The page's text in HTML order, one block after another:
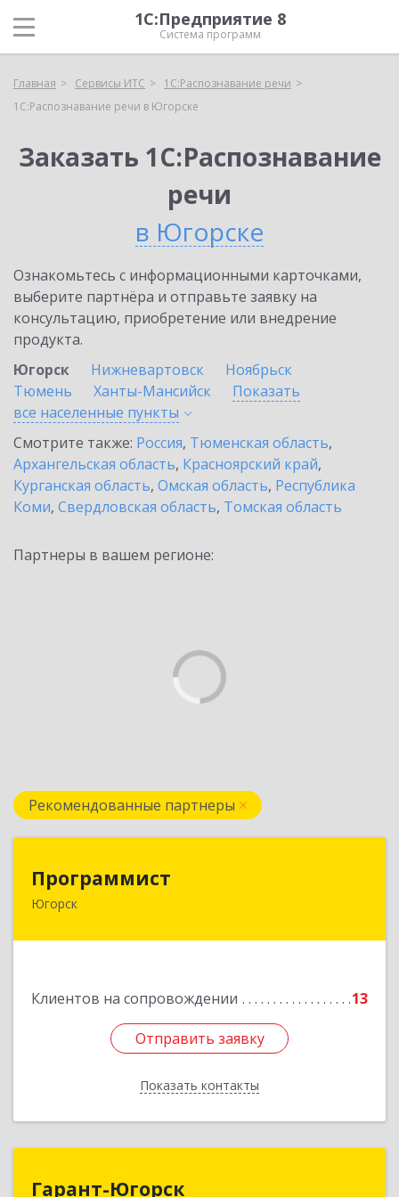
1С:Предприятие 8
Система программ
Главная Сервисы ИТС
1С:Распознавание речи
1С:Распознавание речи в Югорске
Заказать 1С:Распознавание
речи
в Югорске
Ознакомьтесь с информационными карточками,
выберите партнёра и отправьте заявку на
консультацию, приобретение или внедрение
продукта.
Югорск
Нижневартовск
Ноябрьск
Тюмень
Ханты-Мансийск
Показать
все населенные пункты
Смотрите также: Россия, Тюменская область,
Архангельская область, Красноярский край,
Курганская область, Омская область, Республика
Коми, Свердловская область, Томская область
Партнеры в вашем регионе:
Рекомендованные партнеры
Программист
Югорск
Клиентов на сопровождении 13
Отправить заявку
Показать контакты
628264, Ханты-Мансийский Автономный округ
Подробнее
Отправить заявку
Назад
Гарант-Югорск